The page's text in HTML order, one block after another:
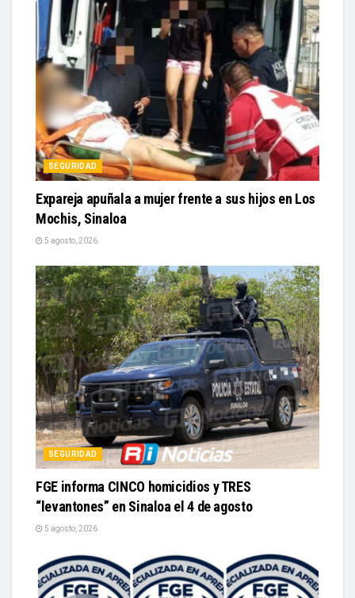
SEGURIDAD
Expareja apuñala a mujer frente a sus hijos en Los
Mochis, Sinaloa
5 agosto, 2026
SEGURIDAD
FGE informa CINCO homicidios y TRES
“levantones” en Sinaloa el 4 de agosto
5 agosto, 2026